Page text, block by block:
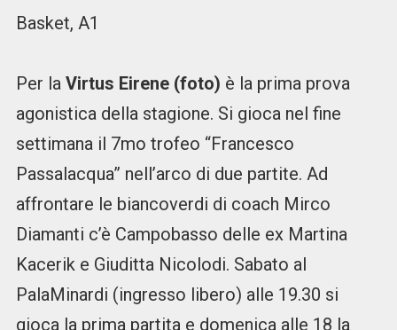
Basket, A1
Per la Virtus Eirene (foto) è la prima prova
agonistica della stagione. Si gioca nel fine
settimana il 7mo trofeo “Francesco
Passalacqua” nell’arco di due partite. Ad
affrontare le biancoverdi di coach Mirco
Diamanti c’è Campobasso delle ex Martina
Kacerik e Giuditta Nicolodi. Sabato al
PalaMinardi (ingresso libero) alle 19.30 si
gioca la prima partita e domenica alle 18 la